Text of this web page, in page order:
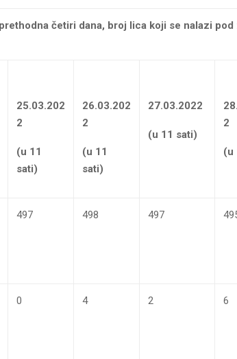
četiri dana, broj lica koji se nalazi pod
25.03.202
2
(u 11
sati)
26.03.202
2
(u 11
sati)
27.03.2022
(u 11 sati)
2
(u
497 498 497
0 4 2 6